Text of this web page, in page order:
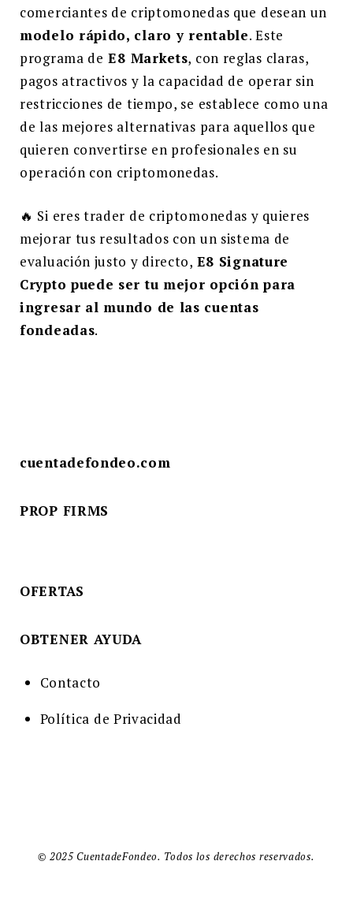
comerciantes de criptomonedas que desean un
modelo rápido, claro y rentable. Este
programa de E8 Markets, con reglas claras,
pagos atractivos y la capacidad de operar sin
restricciones de tiempo, se establece como una
de las mejores alternativas para aquellos que
quieren convertirse en profesionales en su
operación con criptomonedas.
🔥 Si eres trader de criptomonedas y quieres
mejorar tus resultados con un sistema de
evaluación justo y directo, E8 Signature
Crypto puede ser tu mejor opción para
ingresar al mundo de las cuentas
fondeadas.
cuentadefondeo.com
PROP FIRMS
OFERTAS
OBTENER AYUDA
Contacto
Política de Privacidad
© 2025 CuentadeFondeo. Todos los derechos reservados.